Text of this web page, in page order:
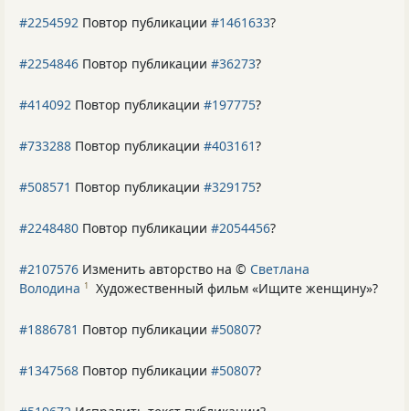
#2254592 Повтор публикации #1461633?
#2254846 Повтор публикации #36273?
#414092 Повтор публикации #197775?
#733288 Повтор публикации #403161?
#508571 Повтор публикации #329175?
#2248480 Повтор публикации #2054456?
#2107576 Изменить авторство на © Светлана
Володина 1 Художественный фильм «Ищите женщину»?
#1886781 Повтор публикации #50807?
#1347568 Повтор публикации #50807?